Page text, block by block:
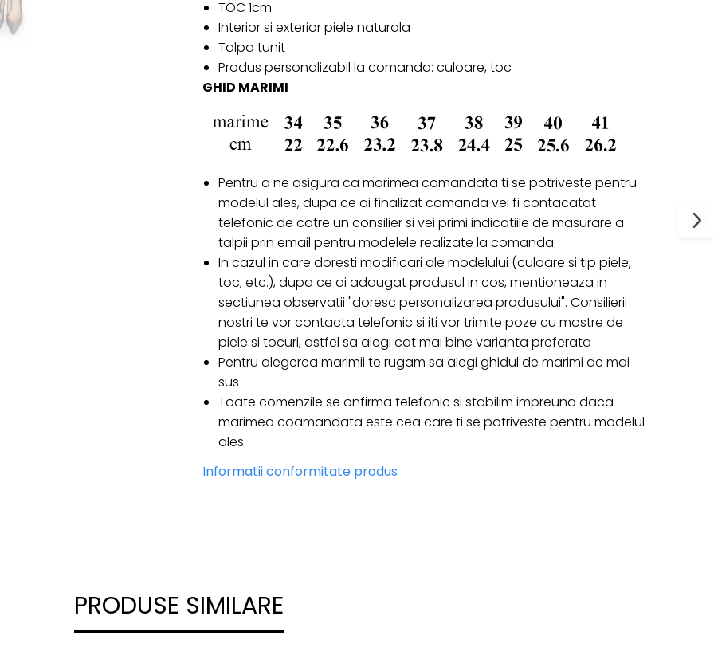
TOC 1cm
Interior si exterior piele naturala
Talpa tunit
Produs personalizabil la comanda: culoare, toc
GHID MARIMI
Pentru a ne asigura ca marimea comandata ti se potriveste pentru
modelul ales, dupa ce ai finalizat comanda vei fi contacatat
telefonic de catre un consilier si vei primi indicatiile de masurare a
talpii prin email pentru modelele realizate la comanda
In cazul in care doresti modificari ale modelului (culoare si tip piele,
toc, etc.), dupa ce ai adaugat produsul in cos, mentioneaza in
sectiunea observatii "doresc personalizarea produsului". Consilierii
nostri te vor contacta telefonic si iti vor trimite poze cu mostre de
piele si tocuri, astfel sa alegi cat mai bine varianta preferata
Pentru alegerea marimii te rugam sa alegi ghidul de marimi de mai
sus
Toate comenzile se onfirma telefonic si stabilim impreuna daca
marimea coamandata este cea care ti se potriveste pentru modelul
ales
Informatii conformitate produs
PRODUSE SIMILARE